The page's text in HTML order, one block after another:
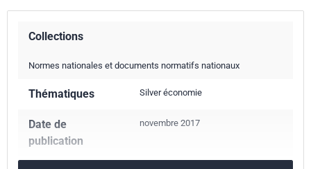
Collections
Normes nationales et documents normatifs nationaux
Thématiques Silver économie
Date de
publication
novembre 2017